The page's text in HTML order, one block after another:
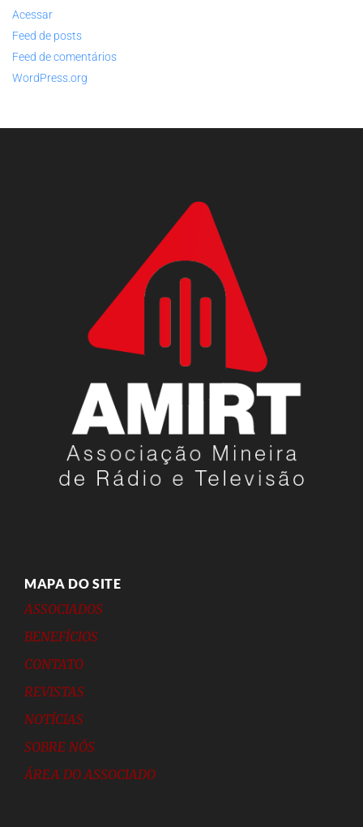
Acessar
Feed de posts
Feed de comentários
WordPress.org
MAPA DO SITE
ASSOCIADOS
BENEFÍCIOS
CONTATO
REVISTAS
NOTÍCIAS
SOBRE NÓS
ÁREA DO ASSOCIADO